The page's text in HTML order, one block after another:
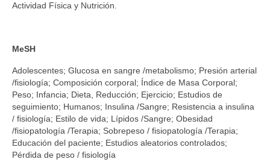
Actividad Física y Nutrición.
MeSH
Adolescentes; Glucosa en sangre /metabolismo; Presión arterial
/fisiología; Composición corporal; Índice de Masa Corporal;
Peso; Infancia; Dieta, Reducción; Ejercicio; Estudios de
seguimiento; Humanos; Insulina /Sangre; Resistencia a insulina
/ fisiología; Estilo de vida; Lípidos /Sangre; Obesidad
/fisiopatología /Terapia; Sobrepeso / fisiopatología /Terapia;
Educación del paciente; Estudios aleatorios controlados;
Pérdida de peso / fisiología